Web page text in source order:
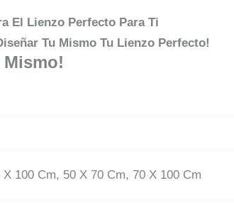
El Lienzo Perfecto Para Ti
Tu Mismo Tu Lienzo Perfecto!
Mismo!
100 Cm, 50 X 70 Cm, 70 X 100 Cm